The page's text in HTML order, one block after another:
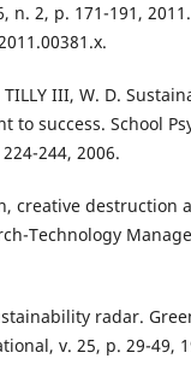
n. 2, p. 171-191,
TILLY III, W. D.
to success. School
244, 2006.
creative destruction
Technology
radar.
v. 25, p. 29-49,